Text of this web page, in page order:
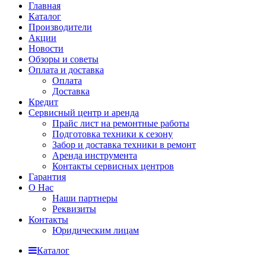
Главная
Каталог
Производители
Акции
Новости
Обзоры и советы
Оплата и доставка
Оплата
Доставка
Кредит
Сервисный центр и аренда
Прайс лист на ремонтные работы
Подготовка техники к сезону
Забор и доставка техники в ремонт
Аренда инструмента
Контакты сервисных центров
Гарантия
О Нас
Наши партнеры
Реквизиты
Контакты
Юридическим лицам
Каталог